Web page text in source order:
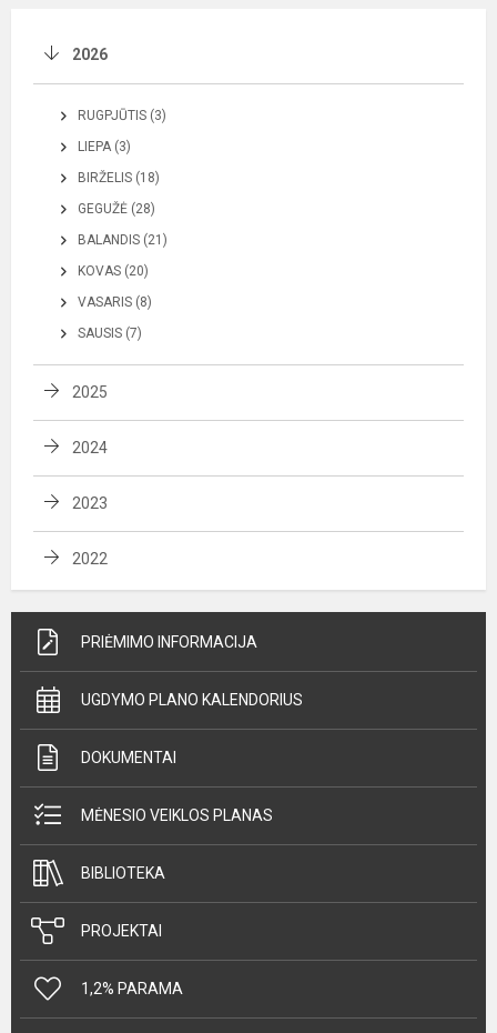
2026
RUGPJŪTIS (3)
LIEPA (3)
BIRŽELIS (18)
GEGUŽĖ (28)
BALANDIS (21)
KOVAS (20)
VASARIS (8)
SAUSIS (7)
2025
2024
2023
2022
PRIĖMIMO INFORMACIJA
UGDYMO PLANO KALENDORIUS
DOKUMENTAI
MĖNESIO VEIKLOS PLANAS
BIBLIOTEKA
PROJEKTAI
1,2% PARAMA